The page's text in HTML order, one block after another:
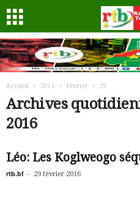
Accueil 2016 février 29
Archives
2016
Léo: Les Koglweogo
rtb.bf - 29 février 2016